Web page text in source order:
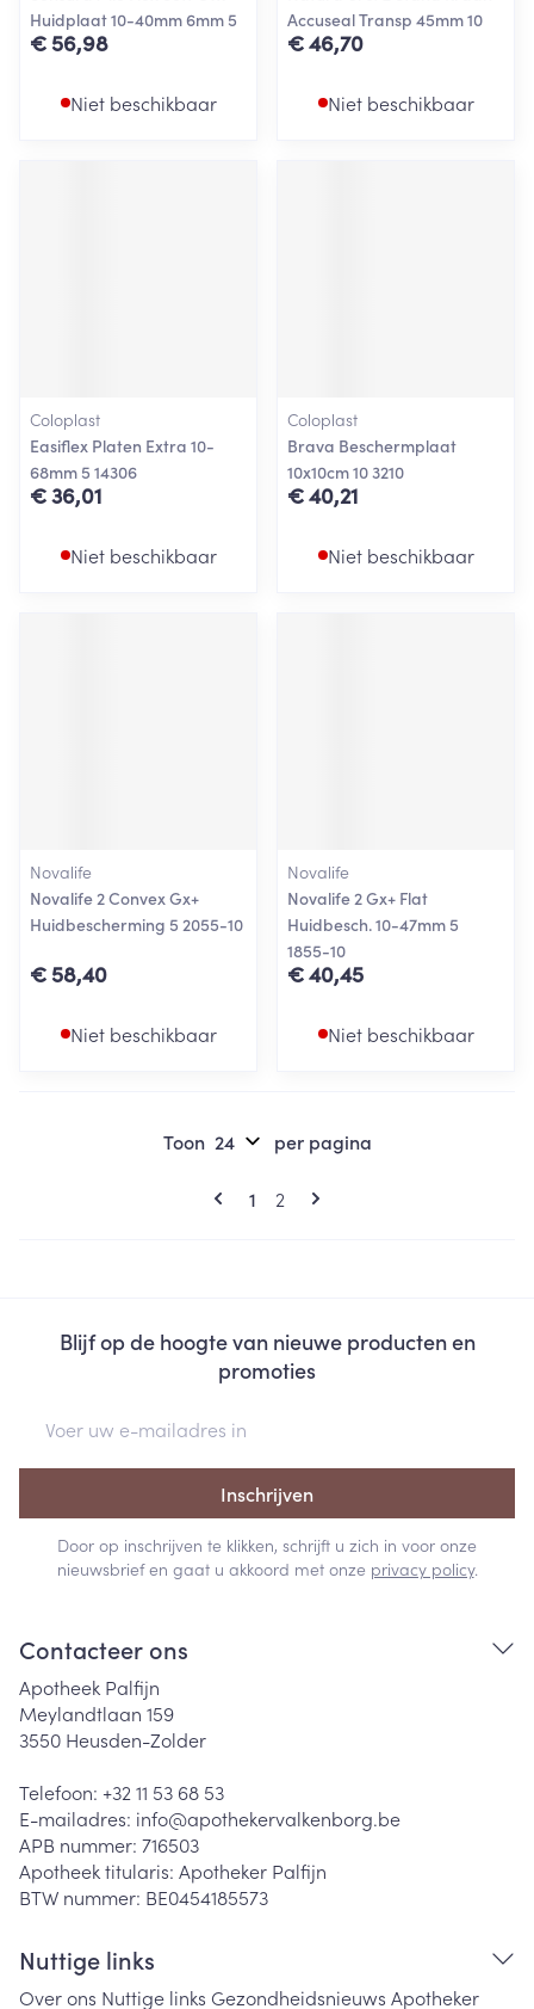
Huidplaat 10-40mm 6mm 5
€ 56,98
Niet beschikbaar
Accuseal Transp 45mm 10
€ 46,70
Niet beschikbaar
Coloplast
Easiflex Platen Extra 10-
68mm 5 14306
€ 36,01
Niet beschikbaar
Coloplast
Brava Beschermplaat
10x10cm 10 3210
€ 40,21
Niet beschikbaar
Novalife
Novalife 2 Convex Gx+
Huidbescherming 5 2055-10
€ 58,40
Niet beschikbaar
Novalife
Novalife 2 Gx+ Flat
Huidbesch. 10-47mm 5
1855-10
€ 40,45
Niet beschikbaar
Pagina's
U lees momenteel pagina
1 Pagina
2
Toon per pagina
Blijf op de hoogte van nieuwe producten en
promoties
Inschrijven
Door op inschrijven te klikken, schrijft u zich in voor onze
nieuwsbrief en gaat u akkoord met onze privacy policy.
Contacteer ons
Apotheek Palfijn
Meylandtlaan 159
3550 Heusden-Zolder
Telefoon: +32 11 53 68 53
E-mailadres: info@apothekervalkenborg.be
APB nummer: 716503
Apotheek titularis: Apotheker Palfijn
BTW nummer: BE0454185573
Nuttige links
Over ons Nuttige links Gezondheidsnieuws Apotheker